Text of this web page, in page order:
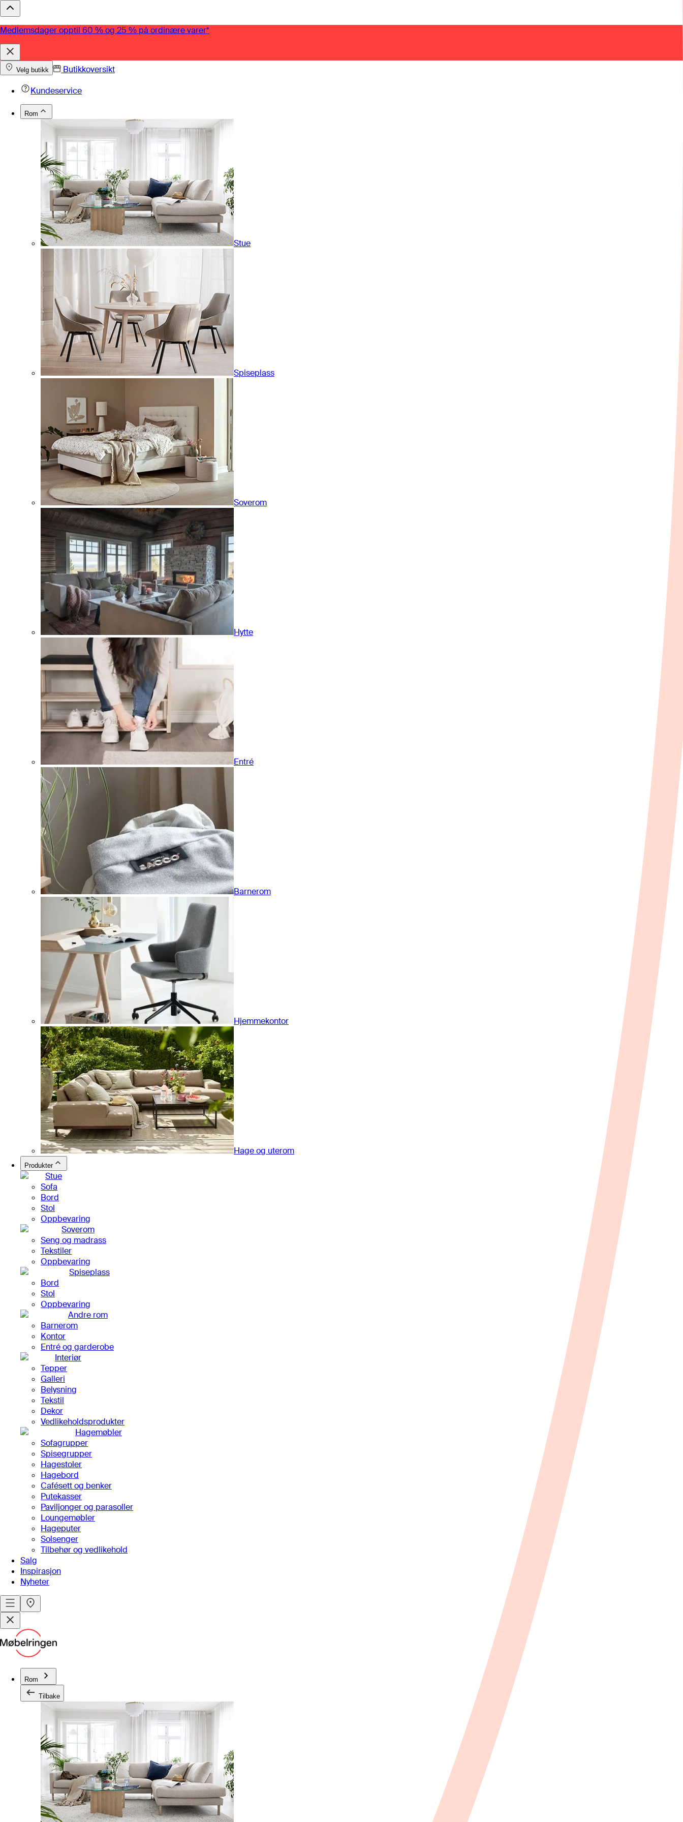
Medlemsdager opptil 60 % og 25 % på ordinære varer*
Velg butikk
Butikkoversikt
Kundeservice
Rom
Stue
Spiseplass
Soverom
Hytte
Entré
Barnerom
Hjemmekontor
Hage og uterom
Produkter
Stue
Sofa
Bord
Stol
Oppbevaring
Soverom
Seng og madrass
Tekstiler
Oppbevaring
Spiseplass
Bord
Stol
Oppbevaring
Andre rom
Barnerom
Kontor
Entré og garderobe
Interiør
Tepper
Galleri
Belysning
Tekstil
Dekor
Vedlikeholdsprodukter
Hagemøbler
Sofagrupper
Spisegrupper
Hagestoler
Hagebord
Cafésett og benker
Putekasser
Paviljonger og parasoller
Loungemøbler
Hageputer
Solsenger
Tilbehør og vedlikehold
Salg
Inspirasjon
Nyheter
Rom
Tilbake